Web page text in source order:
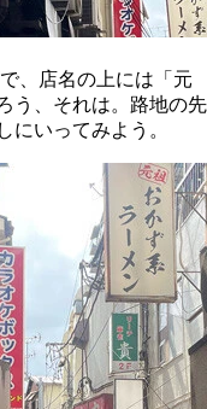
、店名の上には「元
う、それは。路地の先
にいってみよう。